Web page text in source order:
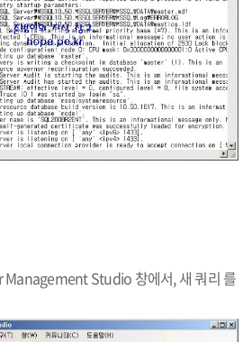
Management Studio 창에서, 새 쿼리 를